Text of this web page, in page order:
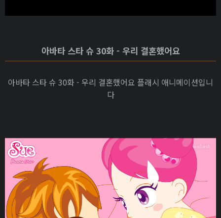
아바타 스타 슈 30화 - 우리 결혼했어요
아바타 스타 슈 30화 - 우리 결혼했어요 플래시 애니메이션입니
다